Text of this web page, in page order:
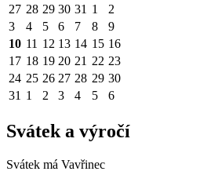
27 28 29 30 31 1
2
3
4 5 6 7 8
9
10 11 12 13 14 15 16
17 18 19 20 21 22 23
24 25 26 27 28 29 30
31 1 2 3 4 5 6
Svátek a výročí
Svátek má Vavřinec